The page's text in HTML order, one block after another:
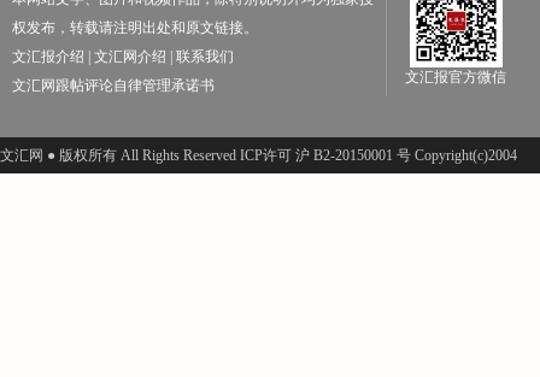
权发布，转载请注明出处和原文链接。
文汇报介绍
文汇网介绍
联系我们
文汇网跟帖评论自律管理承诺书
文汇报官方微信
文汇网 ● 版权所有 All Rights Reserved ICP许可 沪 B2-20150001 号 Copyright(c)2004